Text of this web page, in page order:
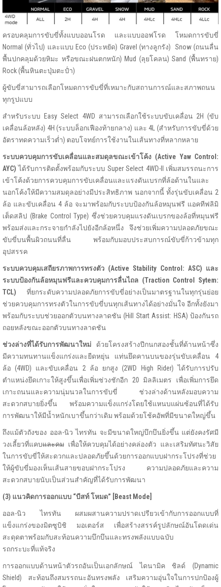
ครอบคลุมการขับขี่ทั้งแบบออนโรด และแบบออฟโรด โหมดการขับขี่
Normal (ทั่วไป) และแบบ Eco (ประหยัด) Gravel (ทางลูกรัง) Snow (ถนนลื่น
พื้นปกคลุมด้วยหิมะ หรือขณะฝนตกหนัก) Mud (ลุยโคลน) Sand (พื้นทราย)
Rock (พื้นหินตะปุ่มตะป่ำ)
ผู้ขับขี่สามารถเลือกโหมดการขับขี่ที่เหมาะกับสถานการณ์และสภาพถนน
ทุกรูปแบบ
สำหรับระบบ Easy Select 4WD สามารถเลือกใช้ระบบขับเคลื่อน 2H (ขับ
เคลื่อนล้อหลัง) 4H (ระบบล็อกเฟืองท้ายกลาง) และ 4L (สำหรับการขับขี่ด้วย
อัตราทดความเร็วต่ำ) ตอบโจทย์การใช้งานในเส้นทางที่หลากหลาย
ระบบควบคุมการขับเคลื่อนและสมดุลขณะเข้าโค้ง (Active Yaw Control:
AYC) ได้รับการติดตั้งพร้อมกับระบบ Super Select 4WD-II เพิ่มสมรรถนะการ
เข้าโค้งด้วยการควบคุมการขับเคลื่อนและแรงดันเบรกที่ล้อด้านในและ
นอกโค้งให้มีความสมดุลอย่างมีประสิทธิภาพ นอกจากนี้ ทั้งรุ่นขับเคลื่อน 2
ล้อ และขับเคลื่อน 4 ล้อ จะมาพร้อมกับระบบป้องกันล้อหมุนฟรี แอคทีฟลิมิ
เต็ดสลิป (Brake Control Type) ซึ่งช่วยควบคุมแรงดันเบรกของล้อที่หมุนฟรี
พร้อมส่งและกระจายกำลังไปยังอีกล้อหนึ่ง จึงช่วยเพิ่มความปลอดภัยขณะ
ขับขี่บนพื้นผิวถนนที่ลื่น พร้อมกับมอบประสบการณ์ขับขี่ก้าวข้ามทุก
อุปสรรค
ระบบควบคุมเสถียรภาพการทรงตัว (Active Stability Control: ASC) และ
ระบบป้องกันล้อหมุนฟรีและควบคุมการลื่นไถล (Traction Control Sytem:
TCL) ที่ยกระดับความปลอดภัยการขับขี่อย่างเป็นมาตรฐานในทุกรุ่นย่อย
ช่วยควบคุมการทรงตัวในการขับขี่บนทุกเส้นทางได้อย่างมั่นใจ อีกทั้งยังมา
พร้อมกับระบบช่วยออกตัวบนทางลาดชัน (Hill Start Assist: HSA) ป้องกันรถ
ถอยหลังขณะออกตัวบนทางลาดชัน
ช่วงล่างที่ได้รับการพัฒนาใหม่ ด้วยโครงสร้างปีกนกสองชั้นที่ด้านหน้าซึ่ง
มีความทนทานแข็งแกร่งและยืดหยุ่น แท่นยึดคานบนของรุ่นขับเคลื่อน 4
ล้อ (4WD) และขับเคลื่อน 2 ล้อ ยกสูง (2WD High Rider) ได้รับการปรับ
ตำแหน่งยึดเกาะให้สูงขึ้นเพื่อเพิ่มช่วงชักอีก 20 มิลลิเมตร เพื่อเพิ่มการยึด
เกาะถนนและความนุ่มนวลในการขับขี่ ช่วงล่างด้านหลังมอบความ
สะดวกสบายยิ่งขึ้น พร้อมความแข็งแกร่งโดยใช้แหนบแผ่นซ้อนที่ได้รับ
การพัฒนาให้มีน้ำหนักเบาขึ้นกว่าเดิม พร้อมด้วยโช้คอัพที่มีขนาดใหญ่ขึ้น
ถึงแม้ตัวถังของ ออล-นิว ไทรทัน จะมีขนาดใหญ่บึกบึนยิ่งขึ้น แต่ยังคงรัศมี
วงเลี้ยวที่แคบและคม เพื่อให้ควบคุมได้อย่างคล่องตัว และเสริมทัศนะวิสัย
ในการขับขี่ให้สะดวกและปลอดภัยขึ้นด้วยการออกแบบฝากระโปรงที่ช่วย
ให้ผู้ขับขี่มองเห็นเส้นสายขอบฝากระโปรง ความปลอดภัยและความ
สะดวกสบายนับเป็นส่วนสำคัญที่ได้รับการพัฒนา
(3) แนวคิดการออกแบบ “บีสท์ โหมด” [Beast Mode]
ออล-นิว ไทรทัน ผสมผสานความปราดเปรียวเข้ากับการออกแบบที่
แข็งแกร่งของมิตซูบิชิ มอเตอร์ส เพื่อสร้างสรรค์รูปลักษณ์อันโดดเด่น
สะดุดตาพร้อมกับสะท้อนความบึกบึนและทรงพลังแบบฉบับ
รถกระบะที่แท้จริง
การออกแบบด้านหน้าตัวรถอันเป็นเอกลักษณ์ ไดนามิค ชิลด์ (Dynamic
Shield) สะท้อนถึงสมรรถนะอันทรงพลัง เสริมความอุ่นใจในการปกป้องผู้